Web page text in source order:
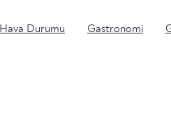
Hava Durumu Gastronomi